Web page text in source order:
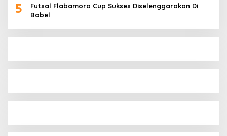
5
Futsal Flabamora Cup Sukses Diselenggarakan Di
Babel